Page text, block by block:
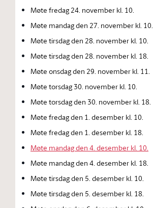
Møte fredag 24. november kl. 10.
Møte mandag den 27. november kl. 10.
Møte tirsdag den 28. november kl. 10.
Møte tirsdag den 28. november kl. 18.
Møte onsdag den 29. november kl. 11.
Møte torsdag 30. november kl. 10.
Møte torsdag den 30. november kl. 18.
Møte fredag den 1. desember kl. 10.
Møte fredag den 1. desember kl. 18.
Møte mandag den 4. desember kl. 10.
Møte mandag den 4. desember kl. 18.
Møte tirsdag den 5. desember kl. 10.
Møte tirsdag den 5. desember kl. 18.